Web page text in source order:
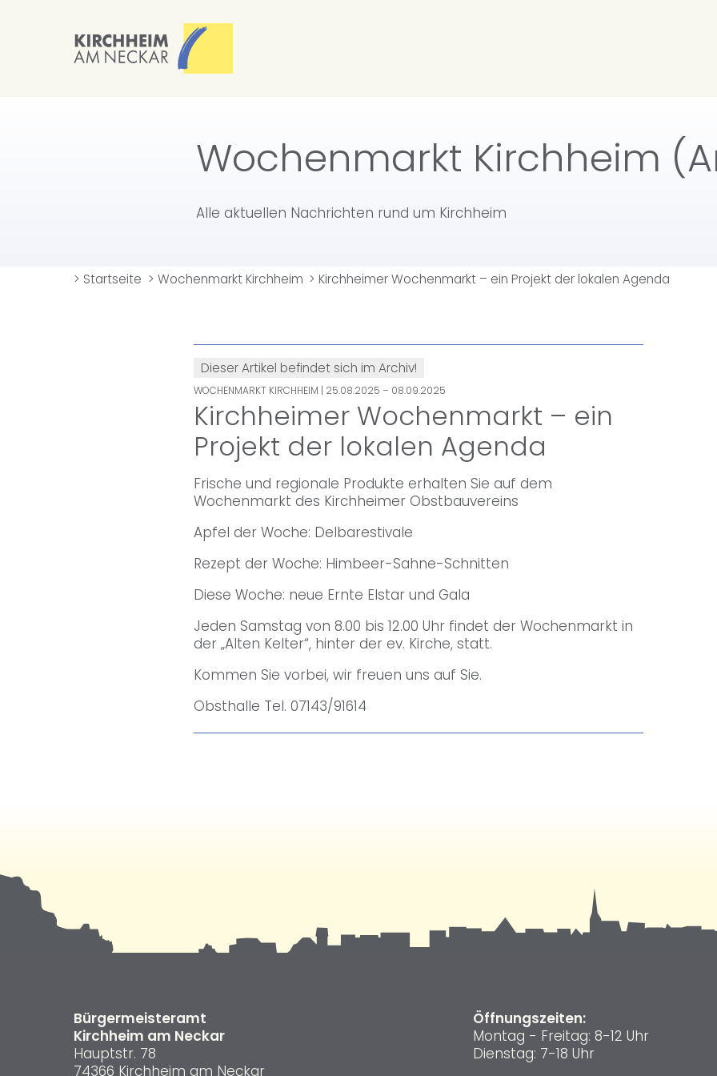
Wochenmarkt Kirchheim
Alle aktuellen Nachrichten rund um Kirchheim
> Startseite > Wochenmarkt Kirchheim >Kirchheimer Wochenmarkt – ein Projekt der lokalen Agenda
Dieser Artikel befindet sich im Archiv!
WOCHENMARKT KIRCHHEIM | 25.08.2025 – 08.09.2025
Kirchheimer Wochenmarkt – ein
Projekt der lokalen Agenda
Frische und regionale Produkte erhalten Sie auf dem
Wochenmarkt des Kirchheimer Obstbauvereins
Apfel der Woche: Delbarestivale
Rezept der Woche: Himbeer-Sahne-Schnitten
Diese Woche: neue Ernte Elstar und Gala
Jeden Samstag von 8.00 bis 12.00 Uhr findet der Wochenmarkt in
der „Alten Kelter“, hinter der ev. Kirche, statt.
Kommen Sie vorbei, wir freuen uns auf Sie.
Obsthalle Tel. 07143/91614
Bürgermeisteramt
Kirchheim am Neckar
Hauptstr. 78
74366 Kirchheim am Neckar
Öffnungszeiten:
Montag - Freitag: 8-12 Uhr
Dienstag: 7-18 Uhr